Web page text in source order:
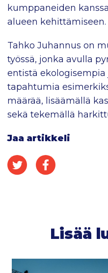
kumppaneiden
alueen kehittämiseen.
Tahko Juhannus on
työssä, jonka avulla
entistä ekologisempia
tapahtumia
määrää, lisäämällä
sekä tekemällä
Jaa artikkeli
Jaa Twitterissä
Jaa
Lisää